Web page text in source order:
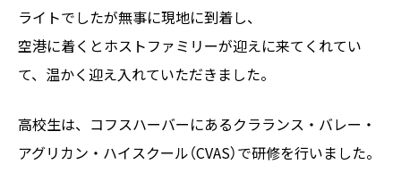
ライトでしたが無事に現地に到着し、
空港に着くとホストファミリーが迎えに来てくれてい
て、温かく迎え入れていただきました。
高校生は、コフスハーバーにあるクラランス・バレー・
アグリカン・ハイスクール（CVAS）で研修を行いました。